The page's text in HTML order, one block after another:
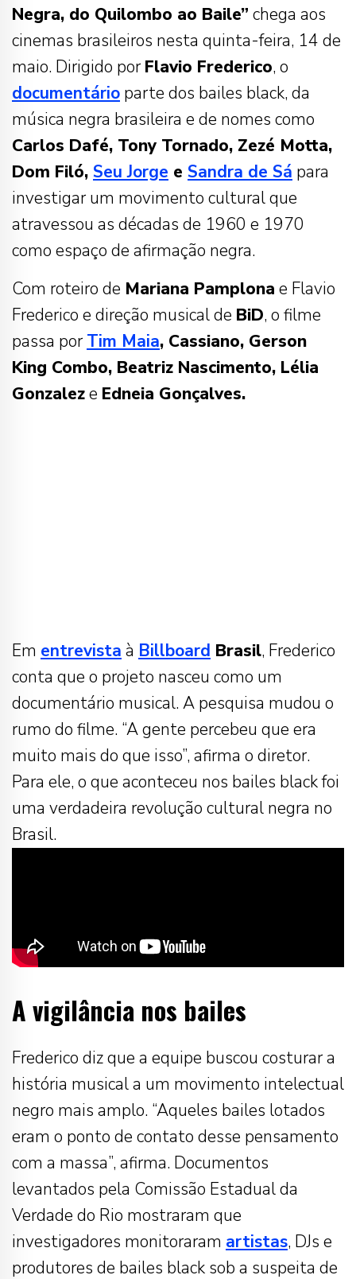
Negra, do Quilombo ao Baile” chega aos
cinemas brasileiros nesta quinta-feira, 14 de
maio. Dirigido por Flavio Frederico, o
documentário parte dos bailes black, da
música negra brasileira e de nomes como
Carlos Dafé, Tony Tornado, Zezé Motta,
Dom Filó, Seu Jorge e Sandra de Sá para
investigar um movimento cultural que
atravessou as décadas de 1960 e 1970
como espaço de afirmação negra.
Com roteiro de Mariana Pamplona e Flavio
Frederico e direção musical de BiD, o filme
passa por Tim Maia, Cassiano, Gerson
King Combo, Beatriz Nascimento, Lélia
Gonzaleze Edneia Gonçalves.
Em entrevista à Billboard Brasil, Frederico
conta que o projeto nasceu como um
documentário musical. A pesquisa mudou o
rumo do filme. “A gente percebeu que era
muito mais do que isso”, afirma o diretor.
Para ele, o que aconteceu nos bailes black foi
uma verdadeira revolução cultural negra no
Brasil.
A vigilância nos bailes
Frederico diz que a equipe buscou costurar a
história musical a um movimento intelectual
negro mais amplo. “Aqueles bailes lotados
eram o ponto de contato desse pensamento
com a massa”, afirma. Documentos
levantados pela Comissão Estadual da
Verdade do Rio mostraram que
investigadores monitoraram artistas, DJs e
produtores de bailes black sob a suspeita de